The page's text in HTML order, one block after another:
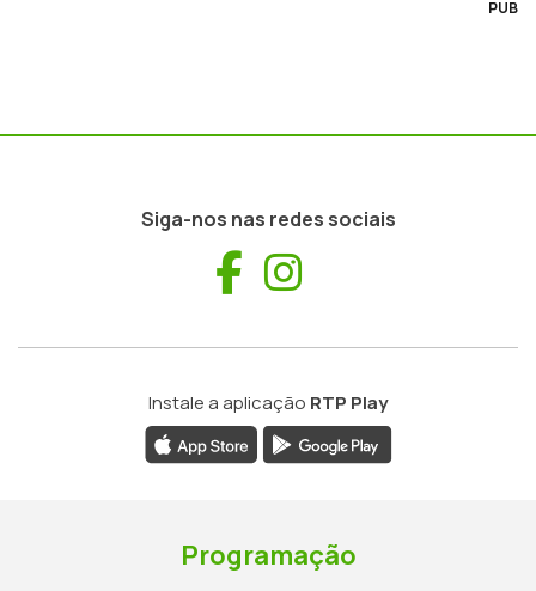
PUB
Siga-nos nas redes sociais
Facebook
Instale a aplicação RTP Play
Programação